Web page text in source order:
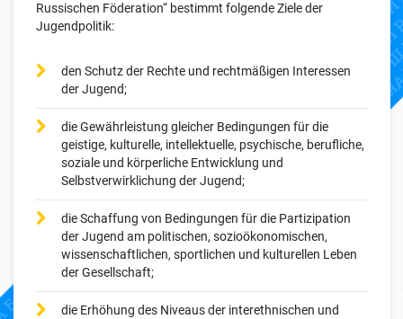
Russischen Föderation“ bestimmt folgende Ziele der
Jugendpolitik:
den Schutz der Rechte und rechtmäßigen Interessen
der Jugend;
die Gewährleistung gleicher Bedingungen für die
geistige, kulturelle, intellektuelle, psychische, berufliche,
soziale und körperliche Entwicklung und
Selbstverwirklichung der Jugend;
die Schaffung von Bedingungen für die Partizipation
der Jugend am politischen, sozioökonomischen,
wissenschaftlichen, sportlichen und kulturellen Leben
der Gesellschaft;
die Erhöhung des Niveaus der interethnischen und